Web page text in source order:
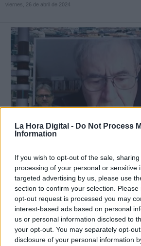
La Hora Digital - Do Not Process
Information
If you wish to opt-out of the sale,
processing of your personal or sensitive
targeted advertising by us, please use
section to confirm your selection.
opt-out request is processed you may
interest-based ads based on personal
us or personal information disclosed to
your opt-out. You may separately opt-
disclosure of your personal information
viernes, 26 de abril de 2024
España necesita 600.000
hasta el 2025
Más artículos de este autor
viernes, 26 de abril de 2024